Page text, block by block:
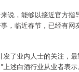
说，能够以接近官方指
，临近春节，已经有网
了业内人士的关注，
述白酒行业从业者表示